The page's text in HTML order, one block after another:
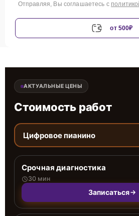
Отправляя, Вы соглашаетесь с
от 500₽
АКТУАЛЬНЫЕ ЦЕНЫ
Стоимость работ
Цифровое пианино
Срочная диагностика
30 мин
Записаться